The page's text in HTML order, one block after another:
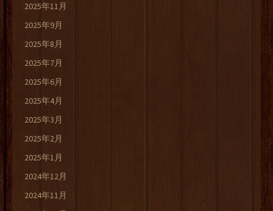
2025年11月
2025年9月
2025年8月
2025年7月
2025年6月
2025年4月
2025年3月
2025年2月
2025年1月
2024年12月
2024年11月